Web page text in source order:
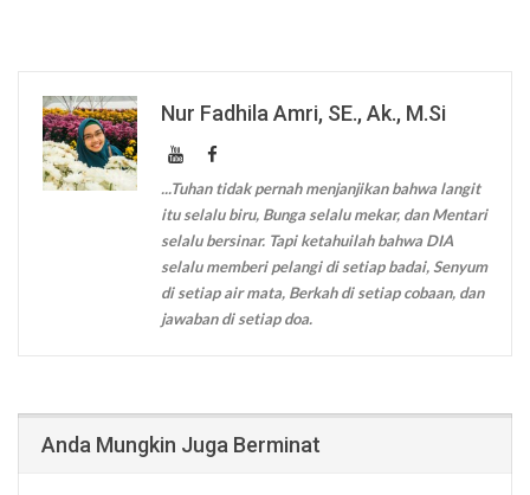
Nur Fadhila Amri, SE., Ak., M.Si
...Tuhan tidak pernah menjanjikan bahwa langit
itu selalu biru, Bunga selalu mekar, dan Mentari
selalu bersinar. Tapi ketahuilah bahwa DIA
selalu memberi pelangi di setiap badai, Senyum
di setiap air mata, Berkah di setiap cobaan, dan
jawaban di setiap doa.
Anda Mungkin Juga Berminat